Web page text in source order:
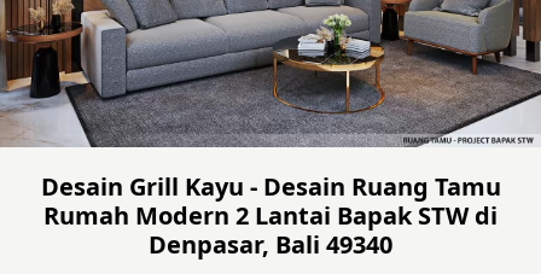
Desain Grill Kayu - Desain Ruang Tamu
Rumah Modern 2 Lantai Bapak STW di
Denpasar, Bali 49340